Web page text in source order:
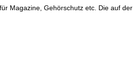
Magazine, Gehörschutz etc. Die auf der